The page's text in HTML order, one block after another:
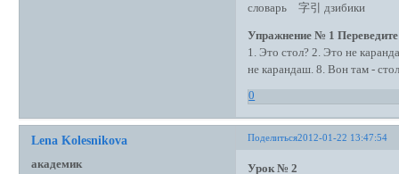
словарь 字引 дзибики
Упражнение № 1
1. Это стол? 2. Это не
не карандаш. 8. Вон там -
0
Поделиться2012-01-22 13:47:54
Lena Kolesnikova
академик Урок № 2